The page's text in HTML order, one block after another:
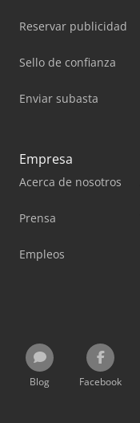
Reservar publicidad
Sello de confianza
Enviar subasta
Empresa
Acerca de nosotros
Prensa
Empleos
Blog Facebook